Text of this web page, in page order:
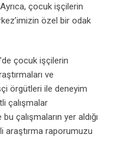
çocuk işçilerin
özel bir odak
çocuk işçilerin
ve
örgütleri ile deneyim
çalışmalar
çalışmaların yer aldığı
araştırma raporumuzu